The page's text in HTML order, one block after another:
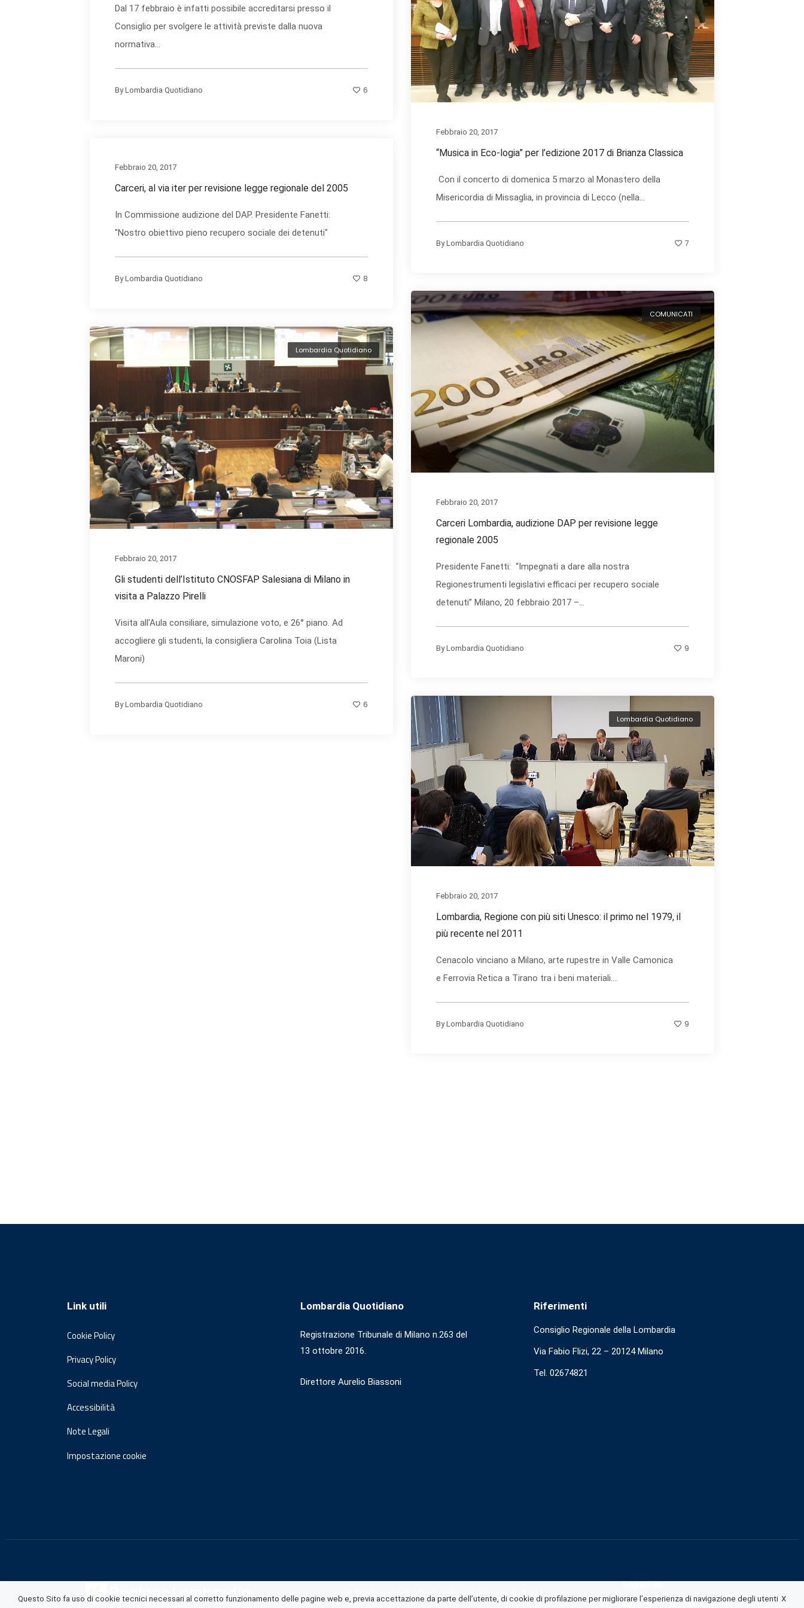
Dal 17 febbraio è infatti possibile accreditarsi presso il
Consiglio per svolgere le attività previste dalla nuova
normativa...
ByLombardia Quotidiano 6
Febbraio 20, 2017
“Musica in Eco-logia” per l’edizione 2017 di Brianza Classica
Con il concerto di domenica 5 marzo al Monastero della
Misericordia di Missaglia, in provincia di Lecco (nella...
ByLombardia Quotidiano 7
Febbraio 20, 2017
Carceri, al via iter per revisione legge regionale del 2005
In Commissione audizione del DAP. Presidente Fanetti:
"Nostro obiettivo pieno recupero sociale dei detenuti"
ByLombardia Quotidiano 8
COMUNICATI
Febbraio 20, 2017
Carceri Lombardia, audizione DAP per revisione legge
regionale 2005
Presidente Fanetti: “Impegnati a dare alla nostra
Regionestrumenti legislativi efficaci per recupero sociale
detenuti” Milano, 20 febbraio 2017 –...
ByLombardia Quotidiano 9
Lombardia Quotidiano
Febbraio 20, 2017
Gli studenti dell’Istituto CNOSFAP Salesiana di Milano in
visita a Palazzo Pirelli
Visita all'Aula consiliare, simulazione voto, e 26° piano. Ad
accogliere gli studenti, la consigliera Carolina Toia (Lista
Maroni)
ByLombardia Quotidiano 6
Lombardia Quotidiano
Febbraio 20, 2017
Lombardia, Regione con più siti Unesco: il primo nel 1979, il
più recente nel 2011
Cenacolo vinciano a Milano, arte rupestre in Valle Camonica
e Ferrovia Retica a Tirano tra i beni materiali....
ByLombardia Quotidiano 9
Link utili
Cookie Policy
Privacy Policy
Social media Policy
Accessibilità
Note Legali
Impostazione cookie
Lombardia Quotidiano
Registrazione Tribunale di Milano n.263 del
13 ottobre 2016.
Direttore Aurelio Biassoni
Riferimenti
Consiglio Regionale della Lombardia
Via Fabio Flizi, 22 – 20124 Milano
Tel. 02674821
© 2026 Lombardia Quotidiano è realizzato da A.R.I.A.
Seguici su
X
Questo Sito fa uso di cookie tecnici necessari al corretto funzionamento delle pagine web e, previa accettazione da parte dell’utente, di cookie di profilazione per migliorare l’esperienza di navigazione degli utenti